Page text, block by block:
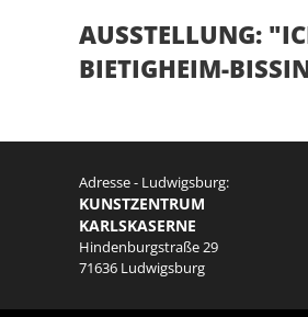
AUSSTELLUNG:
BIETIGHEIM-
Adresse - Ludwigsburg:
KUNSTZENTRUM
KARLSKASERNE
Hindenburgstraße 29
71636 Ludwigsburg